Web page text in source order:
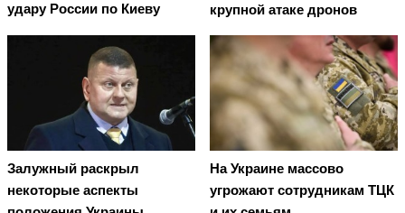
удару России по Киеву
крупной атаке дронов
Залужный раскрыл
некоторые аспекты
На Украине массово
угрожают сотрудникам ТЦК